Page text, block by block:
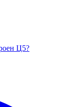
Ц5?